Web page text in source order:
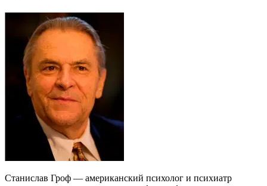
Станислав Гроф — американский психолог и психиатр